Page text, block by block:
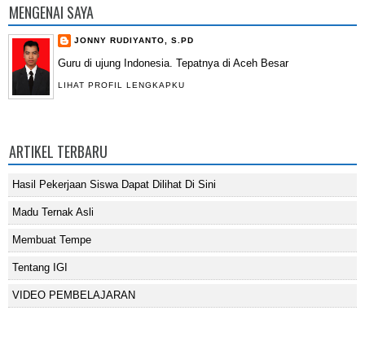
MENGENAI SAYA
JONNY RUDIYANTO, S.PD
Guru di ujung Indonesia. Tepatnya di Aceh Besar
LIHAT PROFIL LENGKAPKU
ARTIKEL TERBARU
Hasil Pekerjaan Siswa Dapat Dilihat Di Sini
Madu Ternak Asli
Membuat Tempe
Tentang IGI
VIDEO PEMBELAJARAN